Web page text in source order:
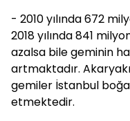
- 2010 yılında 672
2018 yılında 841
azalsa bile geminin
artmaktadır.
gemiler İstanbul
etmektedir.